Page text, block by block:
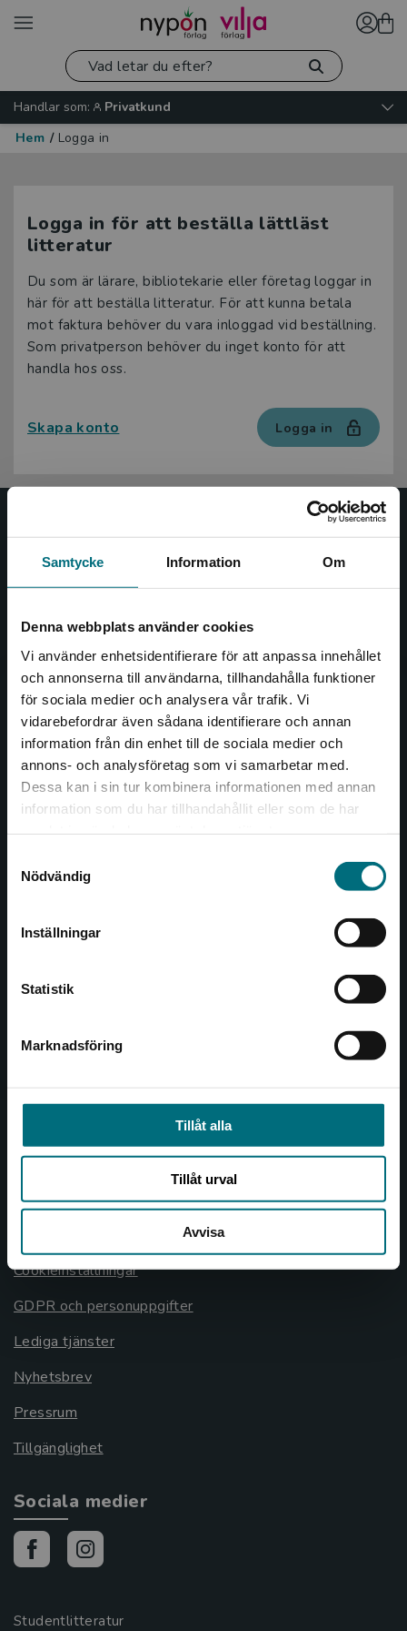
Samtycke Information Om
Denna webbplats använder cookies
Vi använder enhetsidentifierare för att anpassa innehållet
och annonserna till användarna, tillhandahålla funktioner
för sociala medier och analysera vår trafik. Vi
vidarebefordrar även sådana identifierare och annan
information från din enhet till de sociala medier och
annons- och analysföretag som vi samarbetar med.
Dessa kan i sin tur kombinera informationen med annan
information som du har tillhandahållit eller som de har
Nödvändig
Inställningar
Statistik
Marknadsföring
Tillåt alla
Tillåt urval
Avvisa
Begränsad fraktregion
Det verkar som att du besöker
Sverige. För att kunna slutföra ett köp måste
Handlar som:
Privatkund
Hem / Logga in
Logga in för att beställa lättläst
litteratur
Du som är lärare, bibliotekarie eller företag loggar in
här för att beställa litteratur. För att kunna betala
mot faktura behöver du vara inloggad vid beställning.
Som privatperson behöver du inget konto för att
handla hos oss.
Skapa konto Logga in
Nypon och Vilja
Nypon och Vilja förlag ger ut böcker som väcker läslust
såväl barn som vuxna.
Nypon och Vilja förlag är en del av Studentlitteratur.
Kontakta oss
Kontakta oss
046-31 20 00
Box 141
Besöksadress:
Åkergränden 1
Kontakta kundservice
Köpvillkor
Allmänna länkar
Om oss
Cookieinställningar
GDPR och personuppgifter
Lediga tjänster
Nyhetsbrev
Pressrum
Tillgänglighet
Sociala medier
Studentlitteratur